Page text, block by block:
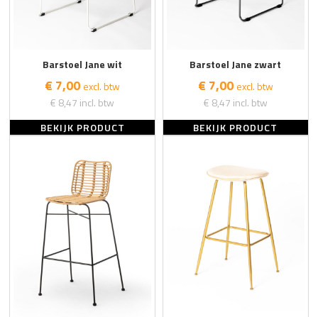
Barstoel Jane wit
€ 7,00 excl. btw
€ 8,47 incl. btw
BEKIJK PRODUCT
Barstoel Jane zwart
€ 7,00 excl. btw
€ 8,47 incl. btw
BEKIJK PRODUCT